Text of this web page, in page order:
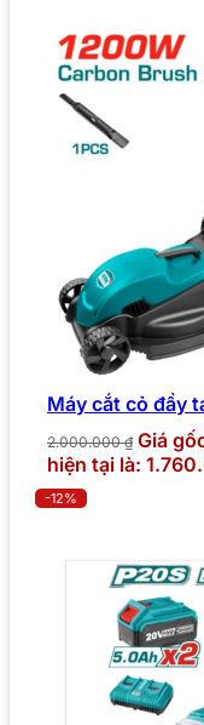
Máy cắt cỏ đẩy
2.000.000₫ Giá
hiện tại là:
-12%